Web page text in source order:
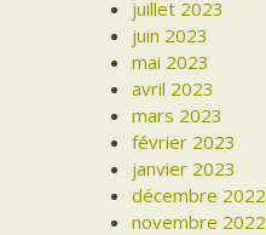
juillet 2023
juin 2023
mai 2023
avril 2023
mars 2023
février 2023
janvier 2023
décembre 2022
novembre 2022